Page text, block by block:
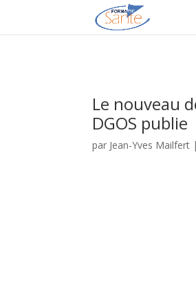
Le nouveau
DGOS publie
par Jean-Yves Mailfert |